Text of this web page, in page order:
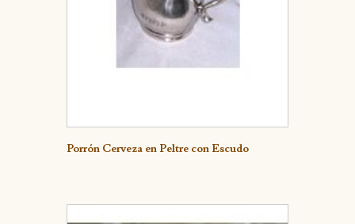
Detalle
Porrón Cerveza en Peltre con Escudo